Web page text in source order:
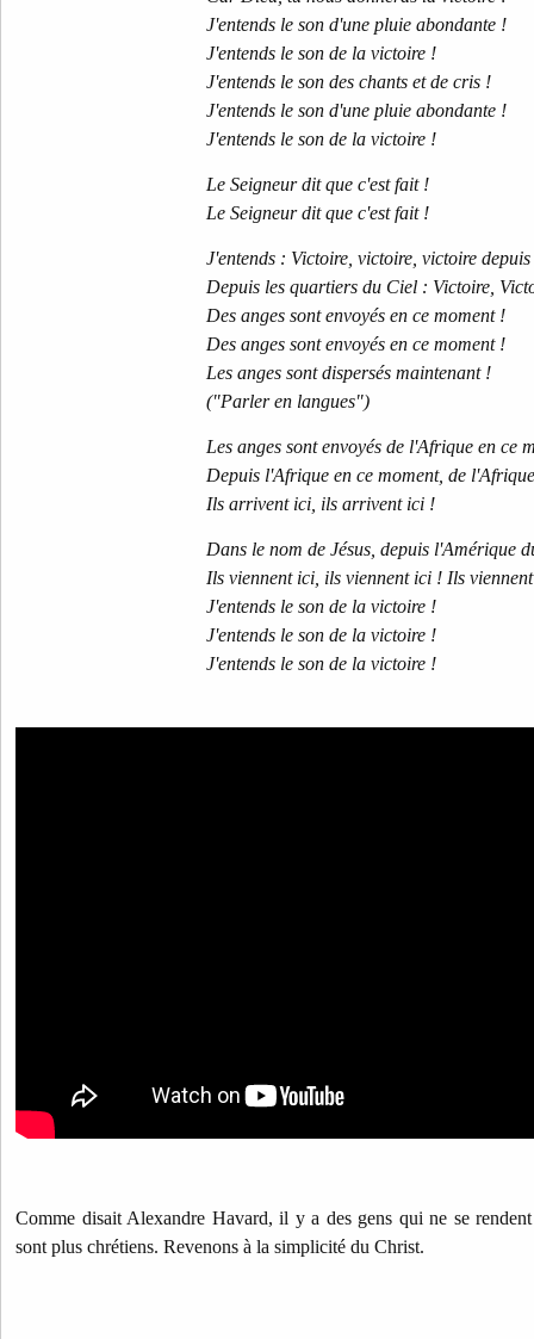
J'entends le son d'une pluie abondante !
J'entends le son de la victoire !
J'entends le son des chants et de cris !
J'entends le son d'une pluie abondante !
J'entends le son de la victoire !
Le Seigneur dit que c'est fait !
Le Seigneur dit que c'est fait !
J'entends : Victoire, victoire, victoire
Depuis les quartiers du Ciel : Victoire,
Des anges sont envoyés en ce moment !
Des anges sont envoyés en ce moment !
Les anges sont dispersés maintenant !
("Parler en langues")
Les anges sont envoyés de l'Afrique en ce
Depuis l'Afrique en ce moment, de
Ils arrivent ici, ils arrivent ici !
Dans le nom de Jésus, depuis l'Amérique
Ils viennent ici, ils viennent ici ! Ils
J'entends le son de la victoire !
J'entends le son de la victoire !
J'entends le son de la victoire !
Comme disait Alexandre Havard, il y a des gens qui ne se
sont plus chrétiens. Revenons à la simplicité du Christ.